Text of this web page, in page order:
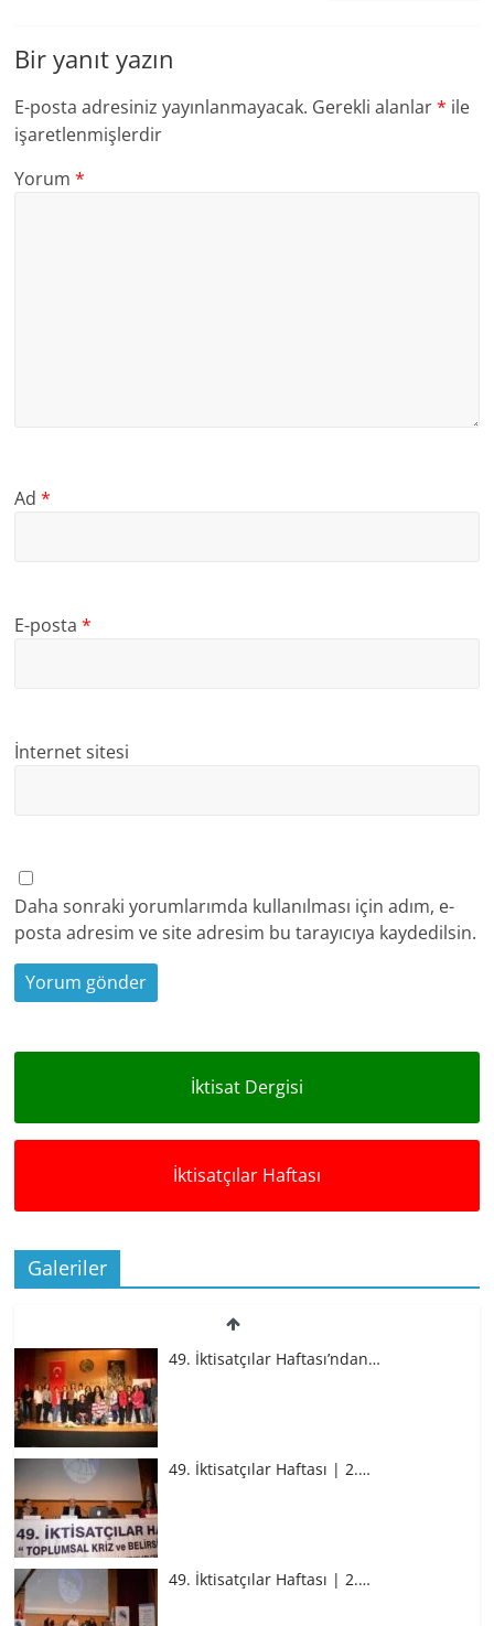
Bir yanıt yazın
E-posta adresiniz yayınlanmayacak. Gerekli alanlar* ile
işaretlenmişlerdir
Yorum*
Ad*
E-posta*
İnternet sitesi
Daha sonraki yorumlarımda kullanılması için adım, e-
posta adresim ve site adresim bu tarayıcıya kaydedilsin.
İktisat Dergisi
İktisatçılar Haftası
Galeriler
49. İktisatçılar Haftası’ndan…
49. İktisatçılar Haftası | 2.…
49. İktisatçılar Haftası | 2.…